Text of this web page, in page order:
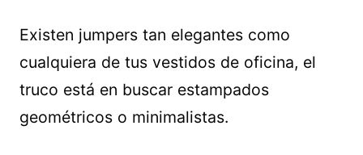
Existen jumpers tan elegantes como
cualquiera de tus vestidos de oficina, el
truco está en buscar estampados
geométricos o minimalistas.